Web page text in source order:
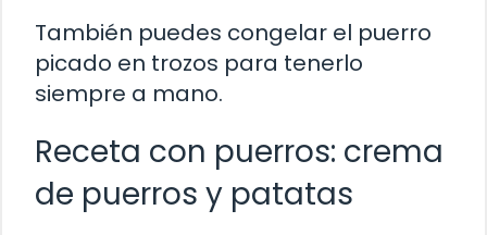
También puedes congelar el puerro
picado en trozos para tenerlo
siempre a mano.
Receta con puerros: crema
de puerros y patatas